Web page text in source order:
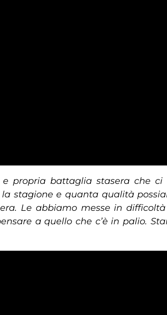
e propria battaglia stasera che
stagione e quanta qualità
Le abbiamo messe in
a quello che c’è in palio.